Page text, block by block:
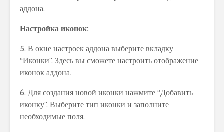
аддона.
Настройка иконок:
5. В окне настроек аддона выберите вкладку
“Иконки”. Здесь вы сможете настроить отображение
иконок аддона.
6. Для создания новой иконки нажмите “Добавить
иконку”. Выберите тип иконки и заполните
необходимые поля.